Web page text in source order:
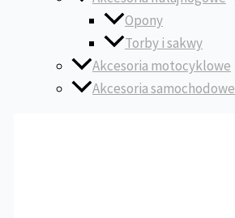
Opony
Torby i sakwy
Akcesoria motocyklowe
Akcesoria samochodowe